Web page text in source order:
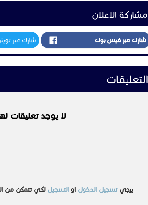
مشاركة الاعلان
شارك عبر فيس بوك شارك عبر تويتر
التعليقات
لا يوجد تعليقات
يرجيتسجيل الدخول او التسجيل لكي تتمكن من